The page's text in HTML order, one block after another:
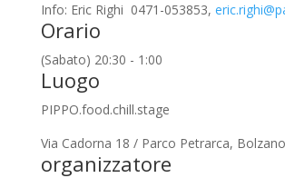
Info: Eric Righi 0471-053853,
Orario
(Sabato) 20:30 - 1:00
Luogo
PIPPO.food.chill.stage
Via Cadorna 18 / Parco Petrarca, Bolzano
organizzatore